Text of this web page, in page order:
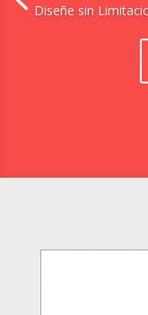
Diseñe sin